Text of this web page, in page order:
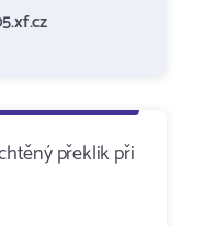
překlik při